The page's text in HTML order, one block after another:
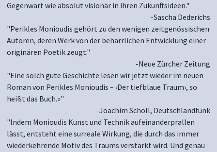
Gegenwart wie absolut visionär in ihren Zukunftsideen."
-Sascha Dederichs
"Perikles Monioudis gehört zu den wenigen zeitgenössischen
Autoren, deren Werk von der beharrlichen Entwicklung einer
originären Poetik zeugt."
-Neue Zürcher Zeitung
"Eine solch gute Geschichte lesen wir jetzt wieder im neuen
Roman von Perikles Monioudis – ‹Der tiefblaue Traum›, so
heißt das Buch.»"
-Joachim Scholl, Deutschlandfunk
"Indem Monioudis Kunst und Technik aufeinanderprallen
lässt, entsteht eine surreale Wirkung, die durch das immer
wiederkehrende Motiv des Traums verstärkt wird. Und genau